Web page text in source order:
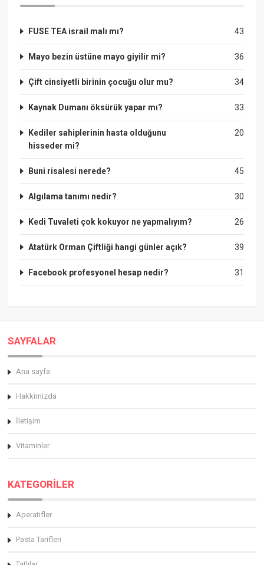
43
FUSE TEA israil malı mı?
36
Mayo bezin üstüne mayo giyilir mi?
34
Çift cinsiyetli birinin çocuğu olur mu?
33
Kaynak Dumanı öksürük yapar mı?
20
Kediler sahiplerinin hasta olduğunu
hisseder mi?
45
Buni risalesi nerede?
30
Algılama tanımı nedir?
26
Kedi Tuvaleti çok kokuyor ne yapmalıyım?
39
Atatürk Orman Çiftliği hangi günler açık?
31
Facebook profesyonel hesap nedir?
SAYFALAR
Ana sayfa
Hakkimizda
İletişim
Vitaminler
KATEGORİLER
Aperatifler
Pasta Tarifleri